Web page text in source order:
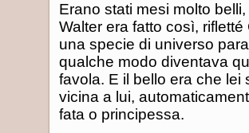
Erano stati mesi molto
Walter era fatto così,
una specie di universo
qualche modo diventava
favola. E il bello era che
vicina a lui,
fata o principessa.